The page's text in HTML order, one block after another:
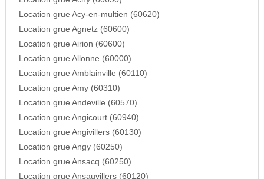
Location grue Acy-en-multien (60620)
Location grue Agnetz (60600)
Location grue Airion (60600)
Location grue Allonne (60000)
Location grue Amblainville (60110)
Location grue Amy (60310)
Location grue Andeville (60570)
Location grue Angicourt (60940)
Location grue Angivillers (60130)
Location grue Angy (60250)
Location grue Ansacq (60250)
Location grue Ansauvillers (60120)